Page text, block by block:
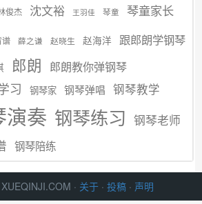
俊杰 沈文裕 王羽佳 琴童 琴童家长
谱 薛之谦 赵晓生 赵海洋 跟郎朗学钢琴
郎朗 郎朗教你弹钢琴
习 钢琴家 钢琴弹唱 钢琴教学
演奏 钢琴练习 钢琴老师
钢琴陪练
· 关于 · 投稿 · 声明